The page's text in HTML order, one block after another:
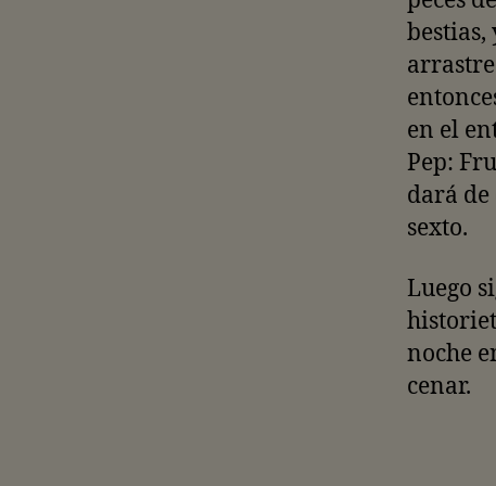
bestias,
arrastre
en el
Pep:
dará de
sexto.
Luego
noche
cenar.